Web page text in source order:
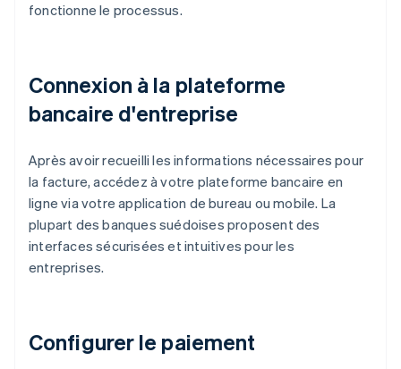
fonctionne le processus.
Connexion à la plateforme
bancaire d'entreprise
Après avoir recueilli les informations nécessaires pour
la facture, accédez à votre plateforme bancaire en
ligne via votre application de bureau ou mobile. La
plupart des banques suédoises proposent des
interfaces sécurisées et intuitives pour les
entreprises.
Configurer le paiement